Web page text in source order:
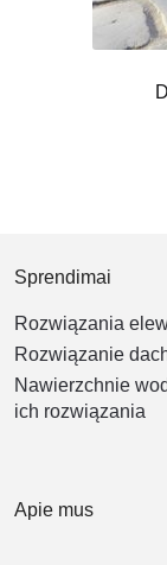
Sprendimai
Rozwiązania
Rozwiązanie
Nawierzchnie
ich rozwiązania
Apie mus